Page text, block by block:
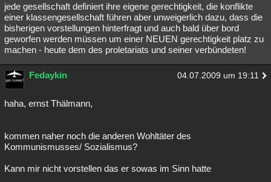
jede gesellschaft definiert ihre eigene gerechtigkeit, die konflikte
einer klassengesellschaft führen aber unweigerlich dazu, dass die
bisherigen vorstellungen hinterfragt und auch bald über bord
geworfen werden müssen um einer NEUEN gerechtigkeit platz zu
machen - heute dem des proletariats und seiner verbündeten!
Fedaykin 04.07.2009 um 19:11
haha, ernst Thälmann,
kommen naher noch die anderen Wohltäter des
Kommunismusses/ Sozialismus?
Kann mir nicht vorstellen das er sowas im Sinn hatte